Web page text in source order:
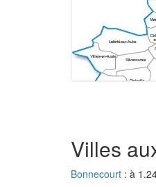
Villes
Bonnecourt : à